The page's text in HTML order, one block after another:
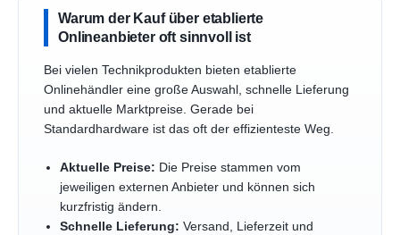
Warum der Kauf über etablierte
Onlineanbieter oft sinnvoll ist
Bei vielen Technikprodukten bieten etablierte
Onlinehändler eine große Auswahl, schnelle Lieferung
und aktuelle Marktpreise. Gerade bei
Standardhardware ist das oft der effizienteste Weg.
Aktuelle Preise: Die Preise stammen vom
jeweiligen externen Anbieter und können sich
kurzfristig ändern.
Schnelle Lieferung: Versand, Lieferzeit und